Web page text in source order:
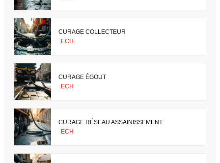
CURAGE COLLECTEUR
ECH
CURAGE ÉGOUT
ECH
CURAGE RÉSEAU ASSAINISSEMENT
ECH